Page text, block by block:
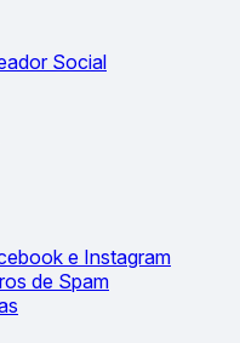
Social
e Instagram
de Spam